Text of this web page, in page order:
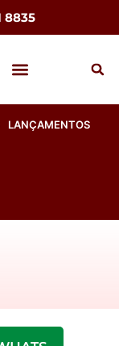
8835
LANÇAMENTOS